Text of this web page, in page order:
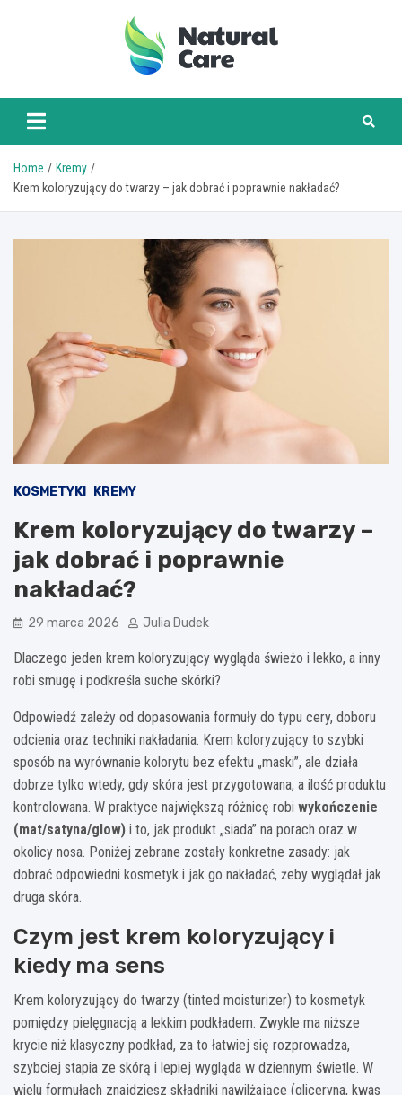
naturalcare.pl
Home
Kremy
Krem koloryzujący do twarzy – jak dobrać i poprawnie nakładać?
KOSMETYKI KREMY
Krem koloryzujący do twarzy –
jak dobrać i poprawnie
nakładać?
29 marca 2026 Julia Dudek
Dlaczego jeden krem koloryzujący wygląda świeżo i lekko, a inny
robi smugę i podkreśla suche skórki?
Odpowiedź zależy od dopasowania formuły do typu cery, doboru
odcienia oraz techniki nakładania. Krem koloryzujący to szybki
sposób na wyrównanie kolorytu bez efektu „maski”, ale działa
dobrze tylko wtedy, gdy skóra jest przygotowana, a ilość produktu
kontrolowana. W praktyce największą różnicę robi wykończenie
(mat/satyna/glow) i to, jak produkt „siada” na porach oraz w
okolicy nosa. Poniżej zebrane zostały konkretne zasady: jak
dobrać odpowiedni kosmetyk i jak go nakładać, żeby wyglądał jak
druga skóra.
Czym jest krem koloryzujący i
kiedy ma sens
Krem koloryzujący do twarzy (tinted moisturizer) to kosmetyk
pomiędzy pielęgnacją a lekkim podkładem. Zwykle ma niższe
krycie niż klasyczny podkład, za to łatwiej się rozprowadza,
szybciej stapia ze skórą i lepiej wygląda w dziennym świetle. W
wielu formułach znajdziesz składniki nawilżające (gliceryna, kwas